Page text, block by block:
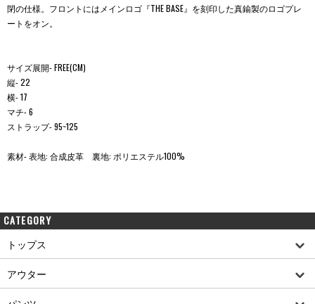
閉の仕様。フロントにはメインロゴ『THE BASE』を刻印した真鍮製のロゴプレ
ートをオン。
サイズ展開- FREE(CM)
縦- 22
横- 17
マチ- 6
ストラップ- 95~125
素材- 表地: 合成皮革 裏地: ポリエステル100%
CATEGORY
トップス
アウター